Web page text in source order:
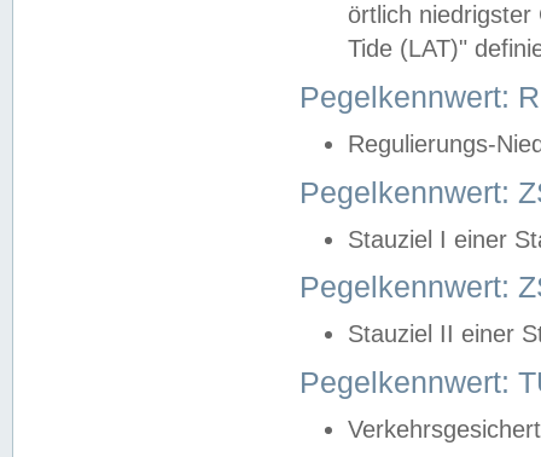
örtlich
Tide (LAT)"
Pegelkennwert:
Regulierungs-
Pegelkennwert:
Stauziel I einer
Pegelkennwert:
Stauziel II einer
Pegelkennwert: